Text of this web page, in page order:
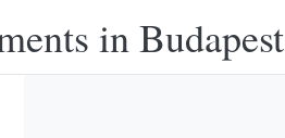
in Budapest